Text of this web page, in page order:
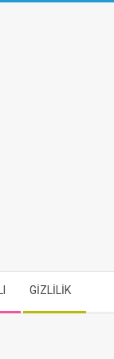
GİZLİLİK